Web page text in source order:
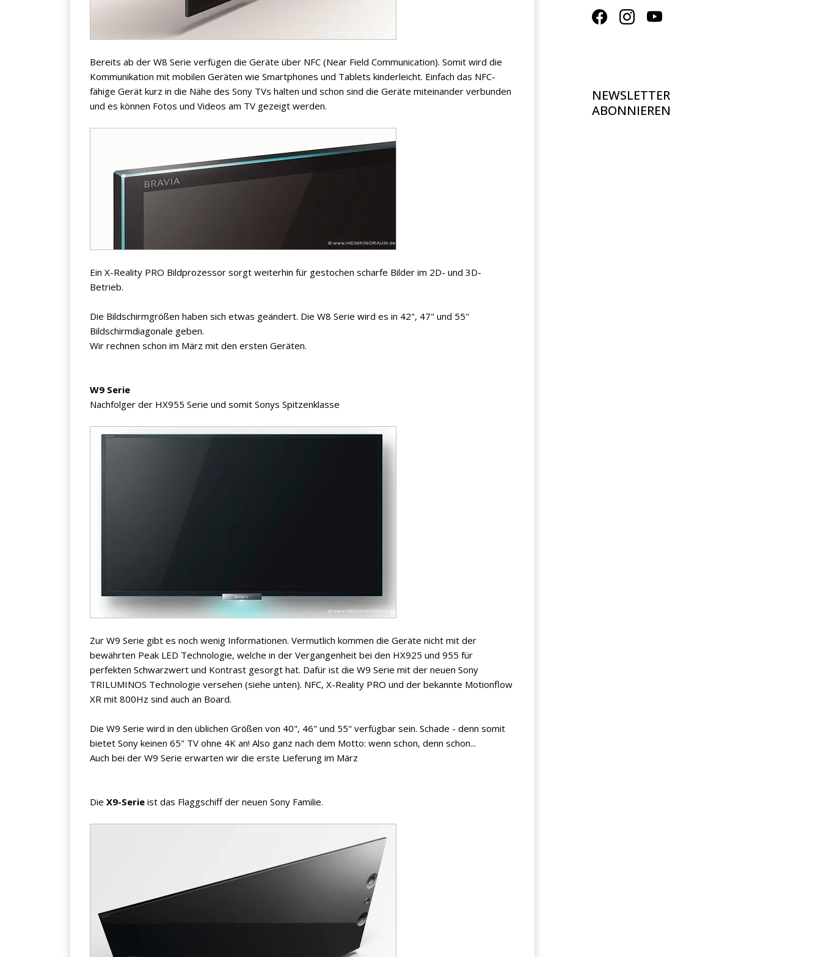
Bereits ab der W8 Serie verfügen die Geräte über NFC (Near Field Communication). Somit wird die
Kommunikation mit mobilen Geräten wie Smartphones und Tablets kinderleicht. Einfach das NFC-
fähige Gerät kurz in die Nähe des Sony TVs halten und schon sind die Geräte miteinander verbunden
und es können Fotos und Videos am TV gezeigt werden.
Ein X-Reality PRO Bildprozessor sorgt weiterhin für gestochen scharfe Bilder im 2D- und 3D-
Betrieb.
Die Bildschirmgrößen haben sich etwas geändert. Die W8 Serie wird es in 42", 47" und 55"
Bildschirmdiagonale geben.
Wir rechnen schon im März mit den ersten Geräten.
W9 Serie
Nachfolger der HX955 Serie und somit Sonys Spitzenklasse
Zur W9 Serie gibt es noch wenig Informationen. Vermutlich kommen die Geräte nicht mit der
bewährten Peak LED Technologie, welche in der Vergangenheit bei den HX925 und 955 für
perfekten Schwarzwert und Kontrast gesorgt hat. Dafür ist die W9 Serie mit der neuen Sony
TRILUMINOS Technologie versehen (siehe unten). NFC, X-Reality PRO und der bekannte Motionflow
XR mit 800Hz sind auch an Board.
Die W9 Serie wird in den üblichen Größen von 40", 46" und 55" verfügbar sein. Schade - denn somit
bietet Sony keinen 65" TV ohne 4K an! Also ganz nach dem Motto: wenn schon, denn schon...
Auch bei der W9 Serie erwarten wir die erste Lieferung im März
Die X9-Serie ist das Flaggschiff der neuen Sony Familie.
NEWSLETTER
ABONNIEREN
KEINE ANGEBOTE
VERPASSEN
Mit der Anmeldung akzeptieren Sie unsere
Datenschutzerklärung. Sie können sich
jederzeit wieder abmelden.